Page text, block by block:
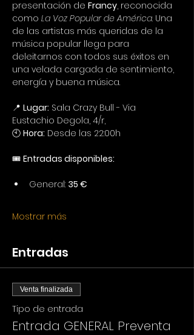
presentación de Francy, reconocida
como La Voz Popular de América. Una
de las artistas más queridas de la
música popular llega para
deleitarnos con todos sus éxitos en
una velada cargada de sentimiento,
energía y buena música.
📍 Lugar: Sala Crazy Bull - Via
Eustachio Degola, 4/r,
🕙 Hora: Desde las 22:00h
🎟️ Entradas disponibles:
General: 35 €
Mostrar más
Entradas
Venta finalizada
Tipo de entrada
Entrada GENERAL Preventa